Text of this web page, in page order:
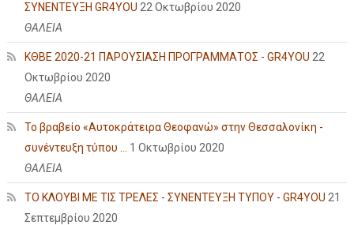
ΣΥΝΕΝΤΕΥΞΗ GR4YOU 22 Οκτωβρίου 2020
ΘΑΛΕΙΑ
ΚΘΒΕ 2020-21 ΠΑΡΟΥΣΙΑΣΗ ΠΡΟΓΡΑΜΜΑΤΟΣ - GR4YOU 22
Οκτωβρίου 2020
ΘΑΛΕΙΑ
Το βραβείο «Αυτοκράτειρα Θεοφανώ» στην Θεσσαλονίκη -
συνέντευξη τύπου ...
1 Οκτωβρίου 2020
ΘΑΛΕΙΑ
ΤΟ ΚΛΟΥΒΙ ΜΕ ΤΙΣ ΤΡΕΛΕΣ - ΣΥΝΕΝΤΕΥΞΗ ΤΥΠΟΥ - GR4YOU 21
Σεπτεμβρίου 2020